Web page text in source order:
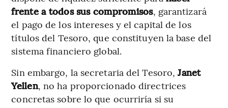
frente a todos sus compromisos, garantizará
el pago de los intereses y el capital de los
títulos del Tesoro, que constituyen la base del
sistema financiero global.
Sin embargo, la secretaria del Tesoro, Janet
Yellen, no ha proporcionado directrices
concretas sobre lo que ocurriría si su